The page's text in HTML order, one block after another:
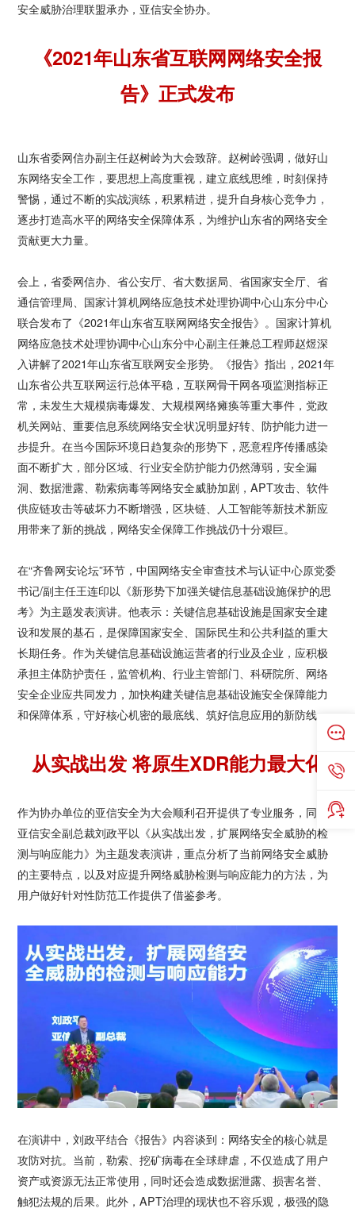
安全威胁治理联盟承办，亚信安全协办。
《2021年山东省互联网网络安全报
告》正式发布
山东省委网信办副主任赵树岭为大会致辞。赵树岭强调，做好山
东网络安全工作，要思想上高度重视，建立底线思维，时刻保持
警惕，通过不断的实战演练，积累精进，提升自身核心竞争力，
逐步打造高水平的网络安全保障体系，为维护山东省的网络安全
贡献更大力量。
会上，省委网信办、省公安厅、省大数据局、省国家安全厅、省
通信管理局、国家计算机网络应急技术处理协调中心山东分中心
联合发布了《2021年山东省互联网网络安全报告》。国家计算机
网络应急技术处理协调中心山东分中心副主任兼总工程师赵煜深
入讲解了2021年山东省互联网安全形势。《报告》指出，2021年
山东省公共互联网运行总体平稳，互联网骨干网各项监测指标正
常，未发生大规模病毒爆发、大规模网络瘫痪等重大事件，党政
机关网站、重要信息系统网络安全状况明显好转、防护能力进一
步提升。在当今国际环境日趋复杂的形势下，恶意程序传播感染
面不断扩大，部分区域、行业安全防护能力仍然薄弱，安全漏
洞、数据泄露、勒索病毒等网络安全威胁加剧，APT攻击、软件
供应链攻击等破坏力不断增强，区块链、人工智能等新技术新应
用带来了新的挑战，网络安全保障工作挑战仍十分艰巨。
在“齐鲁网安论坛”环节，中国网络安全审查技术与认证中心原党委
书记/副主任王连印以《新形势下加强关键信息基础设施保护的思
考》为主题发表演讲。他表示：关键信息基础设施是国家安全建
设和发展的基石，是保障国家安全、国际民生和公共利益的重大
长期任务。作为关键信息基础设施运营者的行业及企业，应积极
承担主体防护责任，监管机构、行业主管部门、科研院所、网络
安全企业应共同发力，加快构建关键信息基础设施安全保障能力
和保障体系，守好核心机密的最底线、筑好信息应用的新防线。
从实战出发 将原生XDR能力最大化
作为协办单位的亚信安全为大会顺利召开提供了专业服务，同时
亚信安全副总裁刘政平以《从实战出发，扩展网络安全威胁的检
测与响应能力》为主题发表演讲，重点分析了当前网络安全威胁
的主要特点，以及对应提升网络威胁检测与响应能力的方法，为
用户做好针对性防范工作提供了借鉴参考。
在演讲中，刘政平结合《报告》内容谈到：网络安全的核心就是
攻防对抗。当前，勒索、挖矿病毒在全球肆虐，不仅造成了用户
资产或资源无法正常使用，同时还会造成数据泄露、损害名誉、
触犯法规的后果。此外，APT治理的现状也不容乐观，极强的隐